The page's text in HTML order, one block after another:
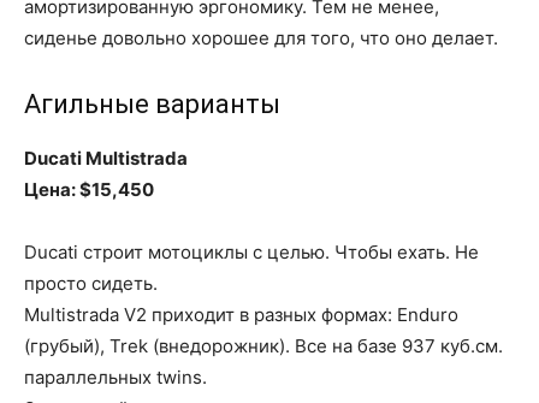
амортизированную эргономику. Тем не менее,
сиденье довольно хорошее для того, что оно делает.
Агильные варианты
Ducati Multistrada
Цена: $15,450
Ducati строит мотоциклы с целью. Чтобы ехать. Не
просто сидеть.
Multistrada V2 приходит в разных формах: Enduro
(грубый), Trek (внедорожник). Все на базе 937 куб.см.
параллельных twins.